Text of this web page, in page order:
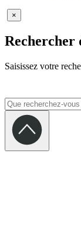
×
Rechercher
Saisissez votre